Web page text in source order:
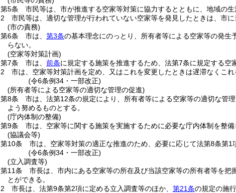
第5条
市民等は、市が推進する空家等対策に協力するとともに、地域の生
2
市民等は、適切な管理が行われていない空家等を発見したときは、市
(市の責務)
第6条
市は、 第3条の基本理念にのっとり、所有者等による空家等の発
らない。
(空家等対策計画)
第7条
市は、 前条に規定する施策を推進するため、法第7条に規定する空
2
市は、空家等対策計画を定め、又はこれを変更したときは遅滞なくこれ
(令6条例34・一部改正)
(所有者等による空家等の適切な管理の促進)
第8条
市は、法第12条の規定により、所有者等による空家等の適切な管
よう努めるものとする。
(庁内体制の整備)
第9条
市は、空家等に関する施策を実施するために必要な庁内体制を整備
(協議会等)
第10条
市は、空家等対策の適正な推進のため、必要に応じて法第8条第
(令6条例34・一部改正)
(立入調査等)
第11条
市長は、市内にある空家等の所在及び当該空家等の所有者等を
とができる。
2
市長は、法第9条第2項に定める立入調査等のほか、 第21条の規定の施